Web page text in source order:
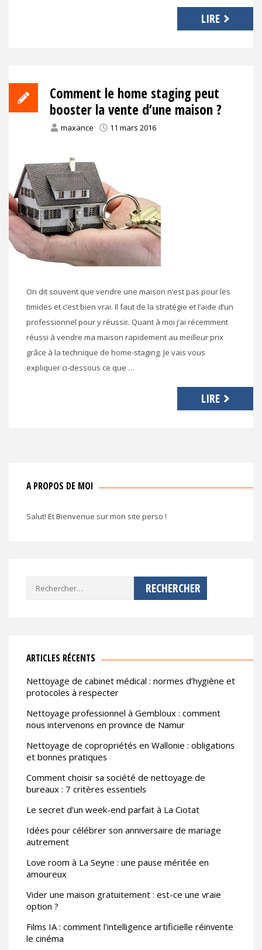
LIRE
Comment le home staging peut
booster la vente d’une maison ?
maxance 11 mars 2016
On dit souvent que vendre une maison n’est pas pour les
timides et c’est bien vrai. Il faut de la stratégie et l’aide d’un
professionnel pour y réussir. Quant à moi j’ai récemment
réussi à vendre ma maison rapidement au meilleur prix
grâce à la technique de home-staging. Je vais vous
expliquer ci-dessous ce que …
LIRE
A PROPOS DE MOI
Salut! Et Bienvenue sur mon site perso !
Rechercher :
ARTICLES RÉCENTS
Nettoyage de cabinet médical : normes d’hygiène et
protocoles à respecter
Nettoyage professionnel à Gembloux : comment
nous intervenons en province de Namur
Nettoyage de copropriétés en Wallonie : obligations
et bonnes pratiques
Comment choisir sa société de nettoyage de
bureaux : 7 critères essentiels
Le secret d’un week-end parfait à La Ciotat
Idées pour célébrer son anniversaire de mariage
autrement
Love room à La Seyne : une pause méritée en
amoureux
Vider une maison gratuitement : est-ce une vraie
option ?
Films IA : comment l’intelligence artificielle réinvente
le cinéma